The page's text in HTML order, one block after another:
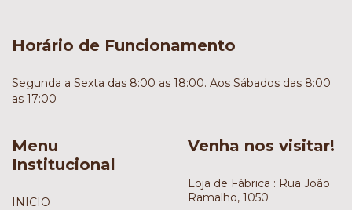
Horário de Funcionamento
Segunda a Sexta das 8:00 as 18:00. Aos Sábados das 8:00
as 17:00
Menu
Institucional
INICIO
Venha nos visitar!
Loja de Fábrica : Rua João
Ramalho, 1050